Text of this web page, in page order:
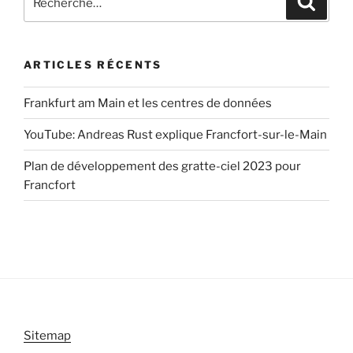
pour
ARTICLES RÉCENTS
Frankfurt am Main et les centres de données
YouTube: Andreas Rust explique Francfort-sur-le-Main
Plan de développement des gratte-ciel 2023 pour
Francfort
Sitemap